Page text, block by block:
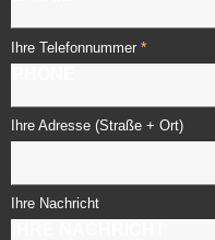
Ihre Telefonnummer *
Ihre Adresse (Straße + Ort)
Ihre Nachricht